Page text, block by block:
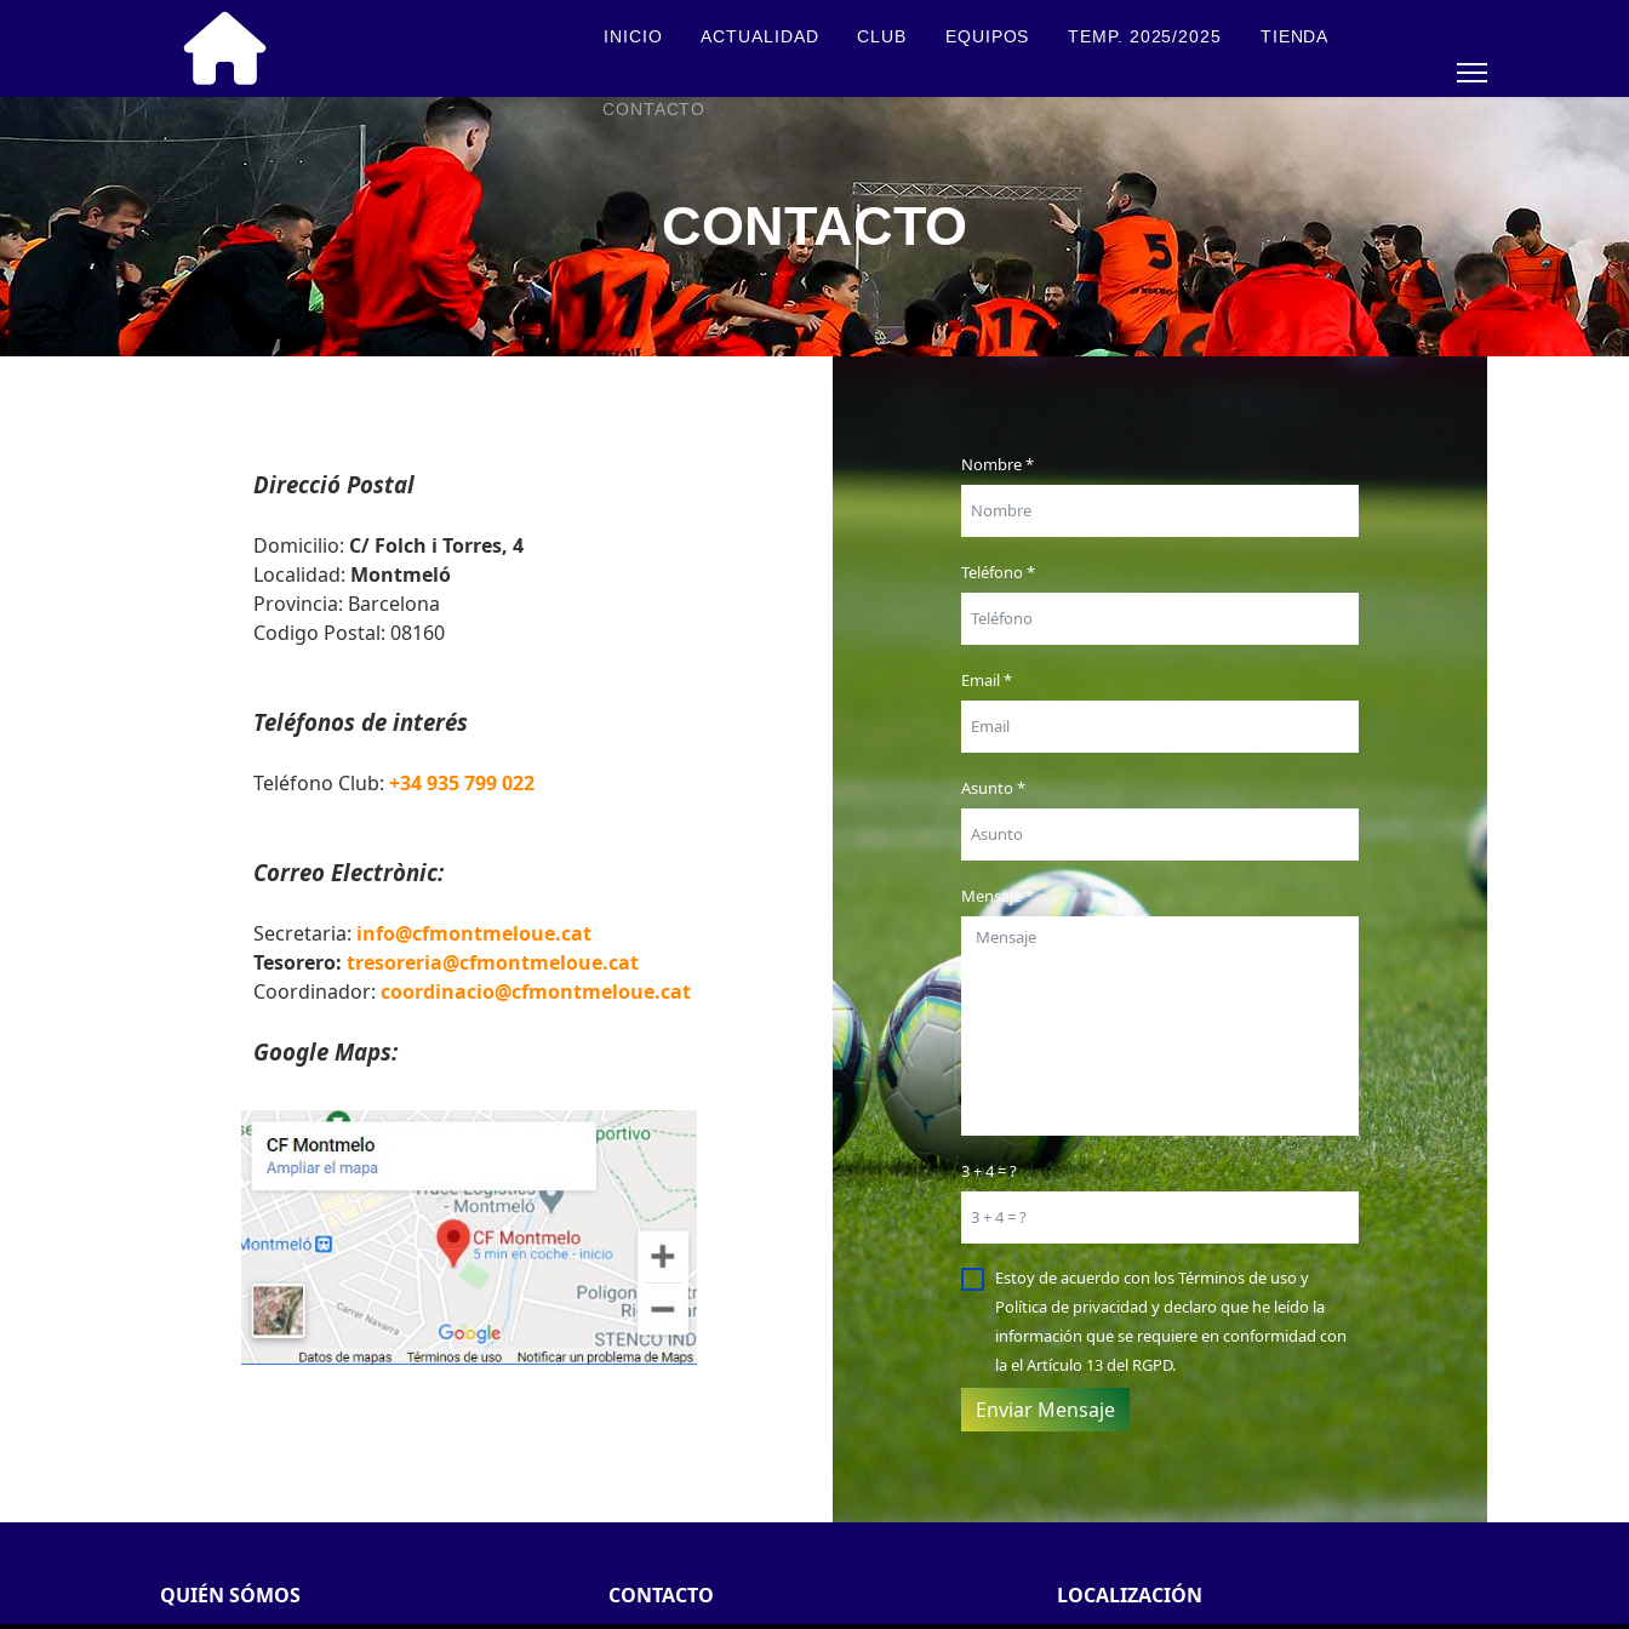
fas
fa-
home
INICIO ACTUALIDAD CLUB EQUIPOS TEMP. 2025/2025 TIENDA
CONTACTO
CONTACTO
Direcció Postal
Domicilio: C/ Folch i Torres, 4
Localidad: Montmeló
Provincia: Barcelona
Codigo Postal: 08160
Teléfonos de interés
Teléfono Club: +34 935 799 022
Correo Electrònic:
Secretaria: info@cfmontmeloue.cat
Tesorero: tresoreria@cfmontmeloue.cat
Coordinador: coordinacio@cfmontmeloue.cat
Google Maps:
Nombre*
Teléfono*
Email*
Asunto*
Mensaje*
3 + 4 = ?
Estoy de acuerdo con losTérminos de usoy
Políticade privacidad y declaro que he leído la
información que se requiere en conformidad con
la elArtículo 13 del RGPD.
Enviar Mensaje
QUIÉN SÓMOS CONTACTO LOCALIZACIÓN